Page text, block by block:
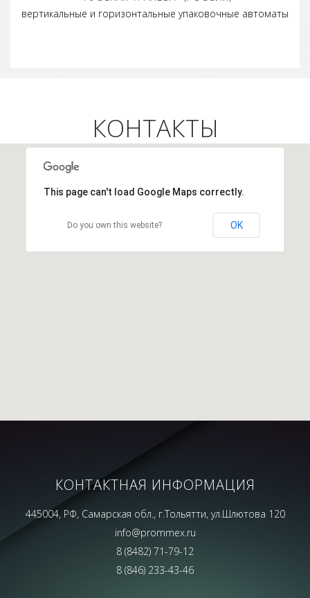
вертикальные и горизонтальные упаковочные автоматы
КОНТАКТЫ
This page can't load Google Maps correctly.
Do you own this website? OK
КОНТАКТНАЯ ИНФОРМАЦИЯ
445004, РФ, Самарская обл., г.Тольятти, ул.Шлютова 120
info@prommex.ru
8 (8482) 71-79-12
8 (846) 233-43-46